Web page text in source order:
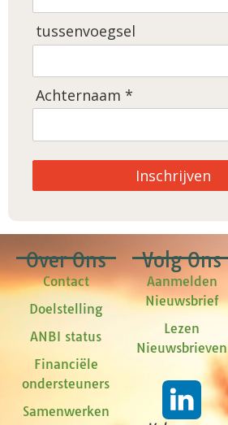
tussenvoegsel
Achternaam *
Inschrijven
Over Ons
Contact
Doelstelling
ANBI status
Financiële
ondersteuners
Samenwerken
Volg Ons
Aanmelden
Nieuwsbrief
Lezen
Nieuwsbrieven